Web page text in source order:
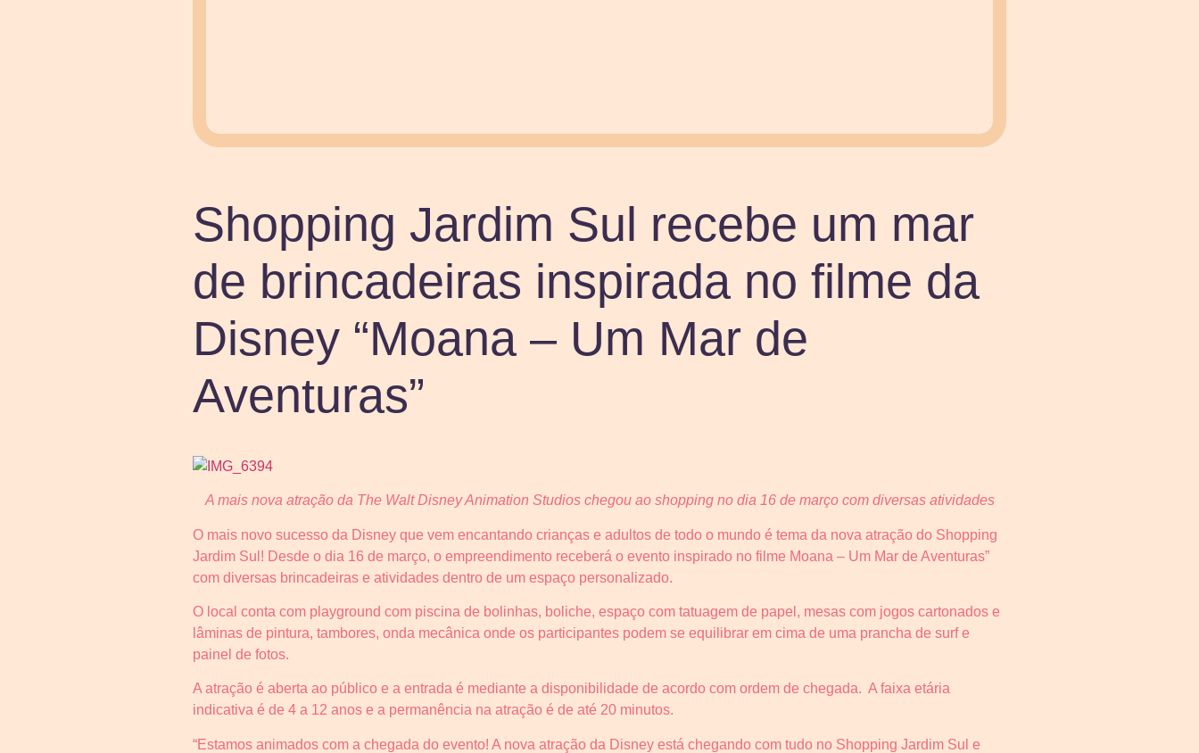
Shopping Jardim Sul recebe um mar
de brincadeiras inspirada no filme da
Disney “Moana – Um Mar de
Aventuras”
A mais nova atração da The Walt Disney Animation Studios chegou ao shopping no dia 16 de março com diversas atividades
O mais novo sucesso da Disney que vem encantando crianças e adultos de todo o mundo é tema da nova atração do Shopping
Jardim Sul! Desde o dia 16 de março, o empreendimento receberá o evento inspirado no filme Moana – Um Mar de Aventuras”
com diversas brincadeiras e atividades dentro de um espaço personalizado.
O local conta com playground com piscina de bolinhas, boliche, espaço com tatuagem de papel, mesas com jogos cartonados e
lâminas de pintura, tambores, onda mecânica onde os participantes podem se equilibrar em cima de uma prancha de surf e
painel de fotos.
A atração é aberta ao público e a entrada é mediante a disponibilidade de acordo com ordem de chegada. A faixa etária
indicativa é de 4 a 12 anos e a permanência na atração é de até 20 minutos.
“Estamos animados com a chegada do evento! A nova atração da Disney está chegando com tudo no Shopping Jardim Sul e